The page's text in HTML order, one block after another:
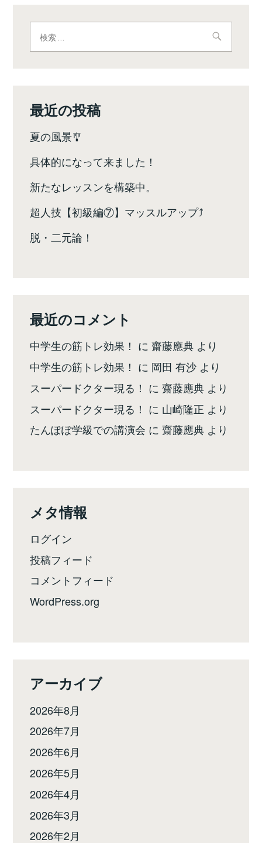
ビ
ゲ
ョ
ン
索:
最近の投稿
夏の風景🎐
具体的になって来ました！
新たなレッスンを構築中。
超人技【初級編⑦】マッスルアップ⤴️
脱・二元論！
最近のコメント
中学生の筋トレ効果！ に齋藤應典 より
中学生の筋トレ効果！ に 岡田 有沙 より
スーパードクター現る！ に齋藤應典 より
スーパードクター現る！ に 山崎隆正 より
たんぽぽ学級での講演会 に齋藤應典 より
メタ情報
ログイン
投稿フィード
コメントフィード
WordPress.org
アーカイブ
2026年8月
2026年7月
2026年6月
2026年5月
2026年4月
2026年3月
2026年2月